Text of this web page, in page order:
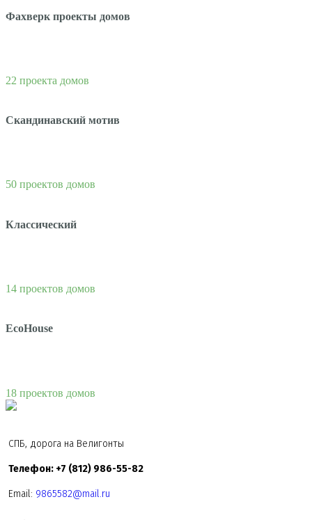
Фахверк проекты домов
22 проекта домов
Скандинавский мотив
50 проектов домов
Классический
14 проектов домов
EcoHouse
18 проектов домов
СПБ, дорога на Велигонты
Телефон: +7 (812) 986-55-82
Email: 9865582@mail.ru